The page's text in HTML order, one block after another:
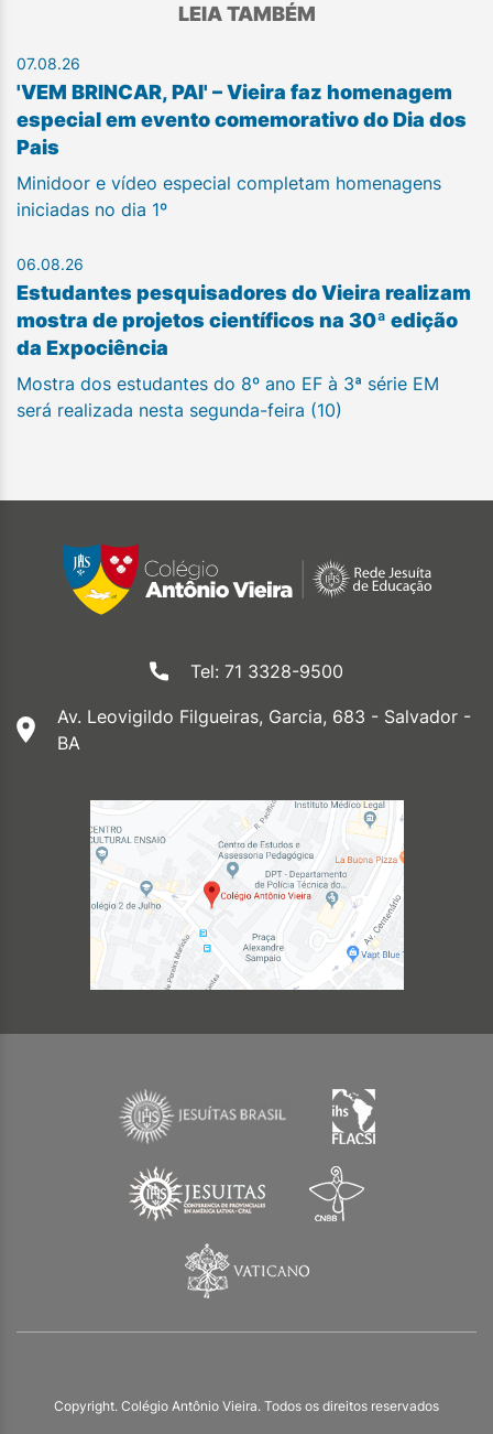
LEIA TAMBÉM
07.08.26
'VEM BRINCAR, PAI' – Vieira faz homenagem
especial em evento comemorativo do Dia dos
Pais
Minidoor e vídeo especial completam homenagens
iniciadas no dia 1º
06.08.26
Estudantes pesquisadores do Vieira realizam
mostra de projetos científicos na 30ª edição
da Expociência
Mostra dos estudantes do 8º ano EF à 3ª série EM
será realizada nesta segunda-feira (10)
Tel: 71 3328-9500
Av. Leovigildo Filgueiras, Garcia, 683 - Salvador -
BA
Copyright. Colégio Antônio Vieira. Todos os direitos reservados